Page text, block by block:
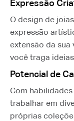
Expressão
O design de
expressão
extensão da
você traga
Potencial de
Com
trabalhar em
próprias